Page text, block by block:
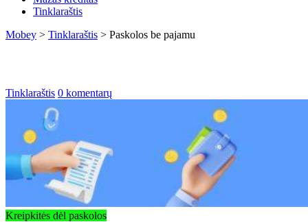
Tinklaraštis
Mobey > Tinklaraštis > Paskolos be pajamu
Tinklaraštis 0 komentarų
Kreipkitės dėl paskolos